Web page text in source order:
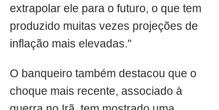
extrapolar ele para o futuro, o que tem
produzido muitas vezes projeções de
inflação mais elevadas."
O banqueiro também destacou que o
choque mais recente, associado à